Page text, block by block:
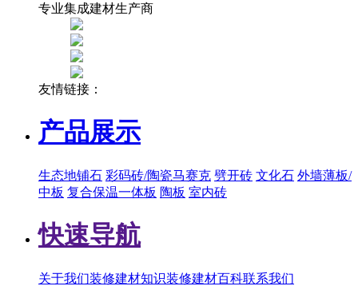
专业集成建材生产商
友情链接：
产品展示
生态地铺石 彩码砖/陶瓷马赛克 劈开砖 文化石 外墙薄板/
中板 复合保温一体板 陶板 室内砖
快速导航
关于我们装修建材知识装修建材百科联系我们